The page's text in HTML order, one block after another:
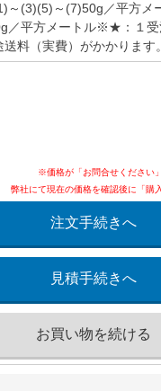
～(3)(5)～(7)50g／平方メ
／平方メートル※★：１受
料（実費）がかかります。
※価格が「お問合せください
弊社にて現在の価格を確認後に「購